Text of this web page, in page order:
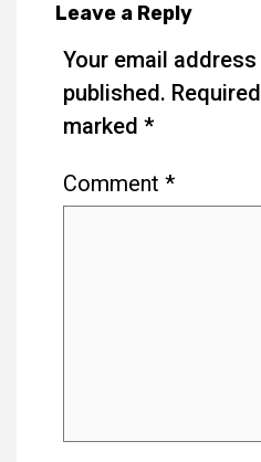
Leave a Reply
Your email
published.
marked *
Comment *